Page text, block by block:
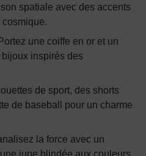
spatiale avec des accents
une coiffe en or et un
inspirés des
de sport, des shorts
de baseball pour un charme
la force avec un
jupe blindée aux couleurs